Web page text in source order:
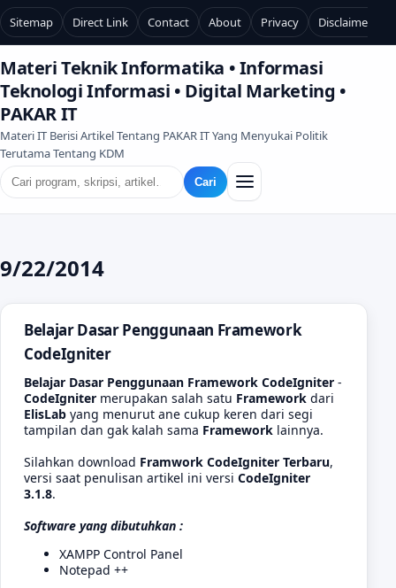
Sitemap Direct Link Contact About Privacy Disclaimer
Materi Teknik Informatika • Informasi
Teknologi Informasi • Digital Marketing •
PAKAR IT
Materi IT Berisi Artikel Tentang PAKAR IT Yang Menyukai Politik
Terutama Tentang KDM
Cari
9/22/2014
Belajar Dasar Penggunaan Framework
CodeIgniter
Belajar Dasar Penggunaan Framework CodeIgniter -
CodeIgniter merupakan salah satu Framework dari
ElisLab yang menurut ane cukup keren dari segi
tampilan dan gak kalah sama Framework lainnya.
Silahkan download Framwork CodeIgniter Terbaru,
versi saat penulisan artikel ini versi CodeIgniter
3.1.8.
Software yang dibutuhkan :
XAMPP Control Panel
Notepad ++